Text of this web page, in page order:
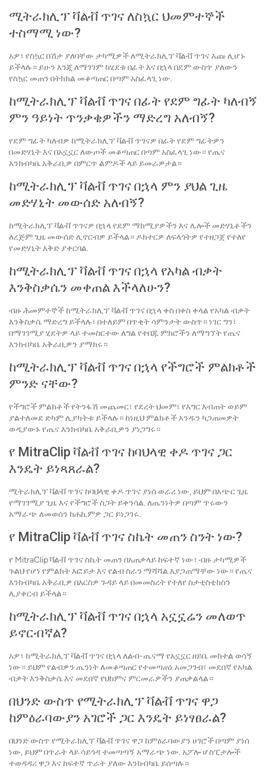
ሚትራክሊፕ ቫልቭ ጥገና ለስኳር ህመምተኞች
ተስማሚ ነው?
አዎ፣ የስኳር በሽታ ያለባቸው ታካሚዎች ለሚትራክሊፕ ቫልቭ ጥገና እጩ ሊሆኑ
ይችላሉ። ይሁን እንጂ ለማገገም ከሂደቱ በፊት እና በኋላ በደም ውስጥ ያለውን
የስኳር መጠን በትክክል መቆጣጠር በጣም አስፈላጊ ነው.
ከሚትራክሊፕ ቫልቭ ጥገና በፊት የደም ግፊት ካለብኝ
ምን ዓይነት ጥንቃቄዎችን ማድረግ አለብኝ?
የደም ግፊት ካለብዎ ከሚትራክሊፕ ቫልቭ ጥገናዎ በፊት የደም ግፊትዎን
በመድሃኒት እና በአኗኗር ለውጦች መቆጣጠር በጣም አስፈላጊ ነው። የጤና
እንክብካቤ አቅራቢዎ በምርጥ ልምዶች ላይ ይመራዎታል።
ከሚትራክሊፕ ቫልቭ ጥገና በኋላ ምን ያህል ጊዜ
መድሃኒት መውሰድ አለብኝ?
ከሚትራክሊፕ ቫልቭ ጥገናዎ በኋላ የደም ማከሚያዎችን እና ሌሎች መድሃኒቶችን
ለረጅም ጊዜ መውሰድ ሊኖርብዎ ይችላል። ዶክተርዎ ለፍላጎትዎ የተዘጋጀ የተለየ
የመድሃኒት እቅድ ያቀርባል.
ከሚትራክሊፕ ቫልቭ ጥገና በኋላ የአካል ብቃት
እንቅስቃሴን መቀጠል እችላለሁን?
ብዙ ሕመምተኞች ከሚትራክሊፕ ቫልቭ ጥገና በኋላ ቀስ በቀስ ቀላል የአካል ብቃት
እንቅስቃሴ ማድረግ ይችላሉ፣ በተለይም በጥቂት ሳምንታት ውስጥ። ነገር ግን፣
በማገገሚያ ሂደትዎ ላይ ተመስርተው ለግል የተበጁ ምክሮችን ለማግኘት የጤና
እንክብካቤ አቅራቢዎን ያማክሩ።
ከሚትራክሊፕ ቫልቭ ጥገና በኋላ የችግሮች ምልክቶች
ምንድ ናቸው?
የችግሮች ምልክቶች የትንፋሽ መጨመር፣ የደረት ህመም፣ የእግር እብጠት ወይም
ያልተለመደ ድካም ሊያካትቱ ይችላሉ። ከነዚህ ምልክቶች አንዱን ካጋጠመዎት
ወዲያውኑ የጤና እንክብካቤ አቅራቢዎን ያነጋግሩ።
የ MitraClip ቫልቭ ጥገና ከባህላዊ ቀዶ ጥገና ጋር
እንዴት ይነጻጸራል?
ሚትራክሊፕ ቫልቭ ጥገና ከባህላዊ ቀዶ ጥገና ያነሰ ወራሪ ነው, ይህም በአጭር ጊዜ
የማገገሚያ ጊዜ እና የችግሮች ስጋት ይቀንሳል. ለጤንነትዎ በጣም ጥሩውን
አማራጭ ለመወሰን ከሐኪምዎ ጋር ይነጋገሩ.
የ MitraClip ቫልቭ ጥገና ስኬት መጠን ስንት ነው?
የ MitraClip ቫልቭ ጥገና ስኬት መጠን በአጠቃላይ ከፍተኛ ነው፣ ብዙ ታካሚዎች
ጉልህ የሆነ የምልክት እፎይታ እና የልብ ስራን ማሻሻል እያጋጠማቸው ነው። የጤና
እንክብካቤ አቅራቢዎ በእርስዎ ጉዳይ ላይ በመመስረት የተለየ ስታቲስቲክስን
ሊያቀርብ ይችላል።
ከሚትራክሊፕ ቫልቭ ጥገና በኋላ አኗኗሬን መለወጥ
ይኖርብኛል?
አዎ፣ ከሚትራክሊፕ ቫልቭ ጥገና በኋላ ለልብ-ጤናማ የአኗኗር ዘይቤ መከተል ወሳኝ
ነው። ይህም የልብዎን ጤንነት ለመቆጣጠር የተመጣጠነ አመጋገብ፣ መደበኛ የአካል
ብቃት እንቅስቃሴ እና መደበኛ የህክምና ምርመራዎችን ያጠቃልላል።
በህንድ ውስጥ የሚትራክሊፕ ቫልቭ ጥገና ዋጋ
ከምዕራባውያን አገሮች ጋር እንዴት ይነፃፀራል?
በህንድ ውስጥ የሚትራክሊፕ ቫልቭ ጥገና ዋጋ ከምዕራባውያን ሀገሮች በጣም ያነሰ
ነው, ይህም በጥራት ላይ ሳይጎዳ ተመጣጣኝ አማራጭ ነው. አፖሎ ሆስፒታሎች
ተወዳዳሪ ዋጋ እና ከፍተኛ ጥራት ያለው እንክብካቤ ይሰጣሉ።